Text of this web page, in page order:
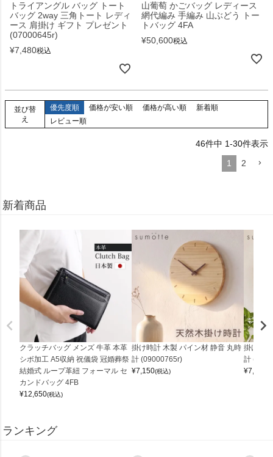
トライアングル バッグ トート
バッグ 2way 三角トート レディ
ース 肩掛け ギフト プレゼント
(07000645r)
¥7,480税込
山葡萄 かごバッグ レディース
網代編み 手編み 山ぶどう トー
トバッグ 4FA
¥50,600税込
並び替
え
優先度順 価格が安い順 価格が高い順
新着順
レビュー順
46件中 1-30件表示
1
2
新着商品
クラッチバッグ メンズ 牛革 本革
シボ加工 A5収納 祝儀袋 冠婚葬祭
結婚式 ループ革紐 フォーマル セ
カンドバッグ 4FB
¥12,650(税込)
掛け時計 木製 パイン材 静音 丸時
計 (09000765r)
¥7,150(税込)
掛け時
計
¥7,150
ランキング